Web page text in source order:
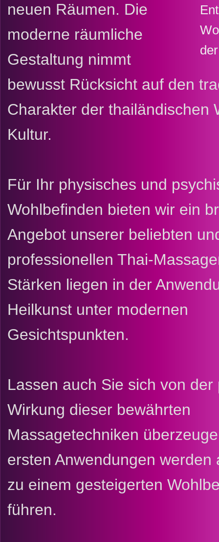
neuen Räumen. Die
moderne räumliche
Gestaltung nimmt
bewusst Rücksicht auf den
Charakter der thailändischen
Kultur.
Für Ihr physisches und
Wohlbefinden bieten wir ein
Angebot unserer beliebten
professionellen Thai-
Stärken liegen in der
Heilkunst unter modernen
Gesichtspunkten.
Lassen auch Sie sich von der
Wirkung dieser bewährten
Massagetechniken
ersten Anwendungen werden
zu einem gesteigerten
führen.